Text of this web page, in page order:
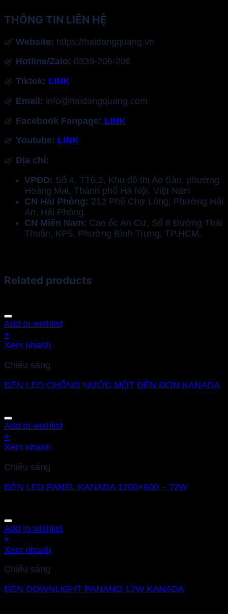
THÔNG TIN LIÊN HỆ
🌿 Website: https://haidangquang.vn
🌿 Hotline/Zalo: 0339-206-206
🌿 Tiktok: LINK
🌿 Email: info@haidangquang.com
🌿 Facebook Fanpage: LINK
🌿 Youtube: LINK
🌿 Địa chỉ:
VPĐD: Số 4, TT6.2, Khu đô thị Ao Sào, phường
Hoàng Mai, Thành phố Hà Nội, Việt Nam
CN Hải Phòng: 212 Phố Chợ Lũng, Phường Hải
An, Hải Phòng.
CN Miền Nam: Cao ốc An Cư, Số 8 Đường Thái
Thuận, KP5, Phường Bình Trưng, TP.HCM.
Related products
Add to wishlist
+
Xem nhanh
Chiếu sáng
ĐÈN LED CHỐNG NƯỚC MỘT ĐÈN ĐƠN KANADA
Add to wishlist
+
Xem nhanh
Chiếu sáng
ĐÈN LED PANEL KANADA 1200×600 – 72W
Add to wishlist
+
Xem nhanh
Chiếu sáng
ĐÈN DOWNLIGHT PANANO 12W KANADA